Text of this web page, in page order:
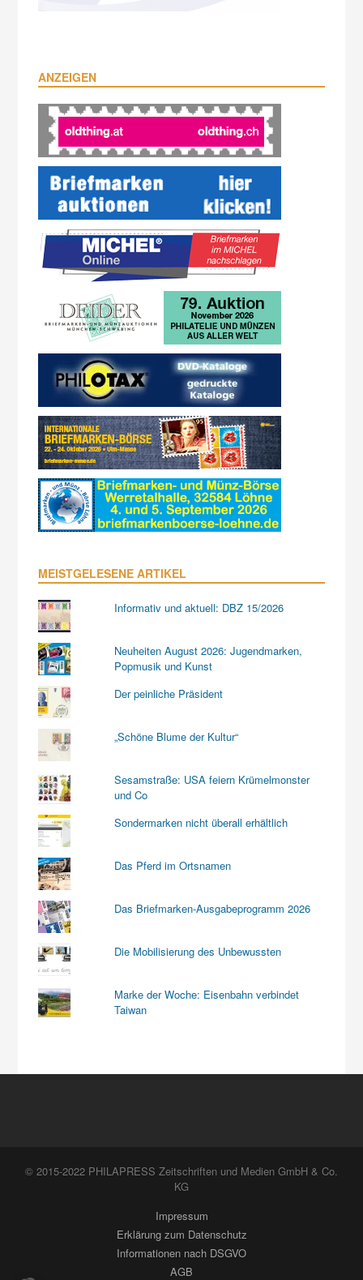
ANZEIGEN
MEISTGELESENE ARTIKEL
Informativ und aktuell: DBZ 15/2026
Neuheiten August 2026: Jugendmarken,
Popmusik und Kunst
Der peinliche Präsident
„Schöne Blume der Kultur“
Sesamstraße: USA feiern Krümelmonster
und Co
Sondermarken nicht überall erhältlich
Das Pferd im Ortsnamen
Das Briefmarken-Ausgabeprogramm 2026
Die Mobilisierung des Unbewussten
Marke der Woche: Eisenbahn verbindet
Taiwan
© 2015-2022 PHILAPRESS Zeitschriften und Medien GmbH & Co.
KG
Impressum
Erklärung zum Datenschutz
Informationen nach DSGVO
AGB